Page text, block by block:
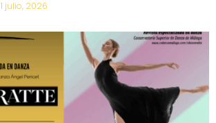
1 julio, 2026